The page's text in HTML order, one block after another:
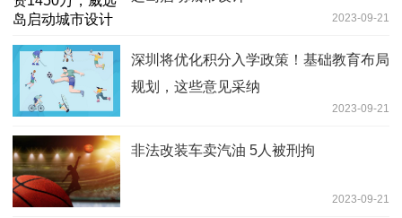
2023-09-21
深圳将优化积分入学政策！基础教育布局
规划，这些意见采纳
2023-09-21
非法改装车卖汽油 5人被刑拘
2023-09-21